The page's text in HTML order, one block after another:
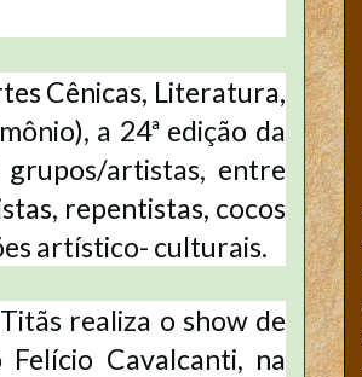
Cênicas, Literatura,
a 24ª edição da
artistas, entre
repentistas, cocos
artístico- culturais.
realiza o show de
Cavalcanti, na